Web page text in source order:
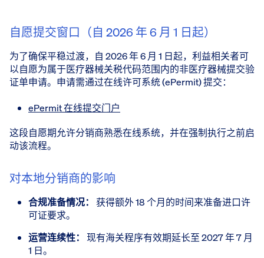
自愿提交窗口（自 2026 年 6 月 1 日起）
为了确保平稳过渡，自 2026 年 6 月 1 日起，利益相关者可
以自愿为属于医疗器械关税代码范围内的非医疗器械提交验
证单申请。申请需通过在线许可系统 (ePermit) 提交：
ePermit 在线提交门户
这段自愿期允许分销商熟悉在线系统，并在强制执行之前启
动该流程。
对本地分销商的影响
合规准备情况： 获得额外 18 个月的时间来准备进口许
可证要求。
运营连续性：
现有海关程序有效期延长至 2027 年 7 月
1 日。